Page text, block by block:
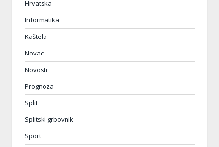
Hrvatska
Informatika
Kaštela
Novac
Novosti
Prognoza
Split
Splitski grbovnik
Sport